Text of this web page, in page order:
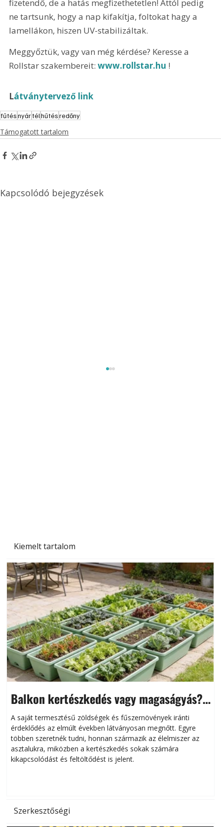
Kiemelt tartalom
Balkon kertészkedés vagy magaságyás?
Helytakarékos kertészkedés
A saját termesztésű zöldségek és fűszernövények iránti
érdeklődés az elmúlt években látványosan megnőtt. Egyre
többen szeretnék tudni, honnan származik az élelmiszer az
asztalukra, miközben a kertészkedés sokak számára
kikapcsolódást és feltöltődést is jelent.
Szerkesztőségi
fizetendő, de a hatás megfizethetetlen! Attól pedig
ne tartsunk, hogy a nap kifakítja, foltokat hagy a
lamellákon, hiszen UV-stabilizáltak.
Meggyőztük, vagy van még kérdése? Keresse a
Rollstar szakembereit: www.rollstar.hu !
Látványtervező link
fűtésnyártélhűtésredőny
Támogatott tartalom
Kapcsolódó bejegyzések